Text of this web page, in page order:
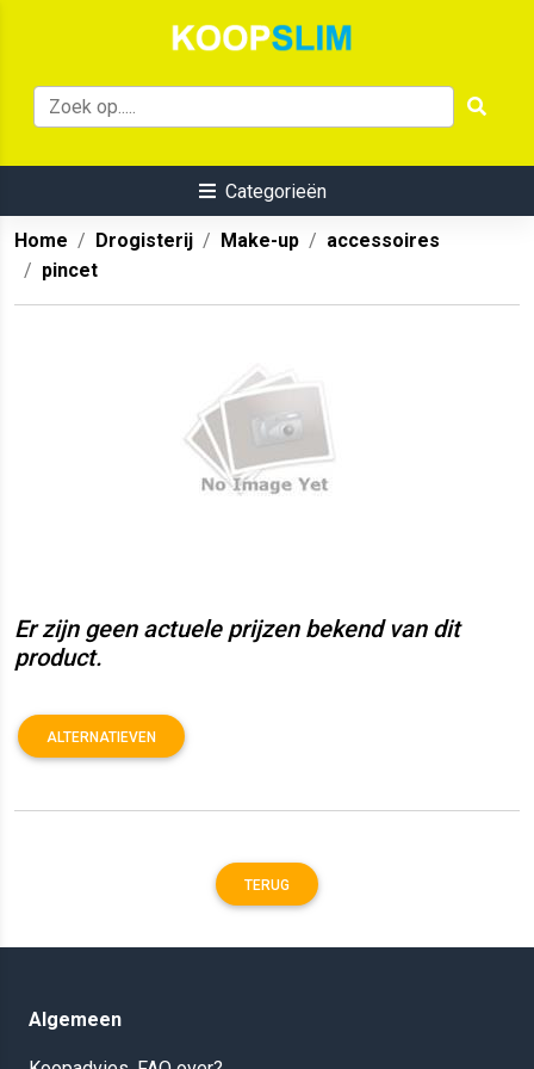
Categorieën
Home Drogisterij Make-up
accessoires
pincet
Er zijn geen actuele prijzen bekend van dit
product.
ALTERNATIEVEN
TERUG
Algemeen